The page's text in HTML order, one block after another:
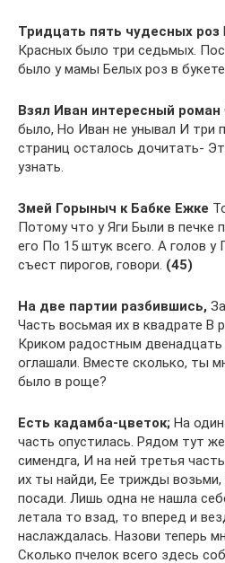
Тридцать пять чудесных роз
Красных было три седьмых.
было у мамы Белых роз в
Взял Иван интересный роман
было, Но Иван не унывал И три
страниц осталось дочитать-
узнать.
Змей Горыныч к Бабке Ежке
Потому что у Яги Были в печке
его По 15 штук всего. А голов
съест пирогов, говори. (45)
На две партии разбившись,
Часть восьмая их в квадрате В
Криком радостным двенадцать
оглашали. Вместе сколько, ты
было в роще?
Есть кадамба-цветок; На
часть опустилась. Рядом тут
симендга, И на ней третья
их ты найди, Ее трижды возьми,
посади. Лишь одна не нашла
летала то взад, то вперед и
наслаждалась. Назови теперь
Сколько пчелок всего здесь